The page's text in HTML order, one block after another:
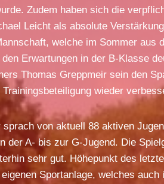
Zudem haben sich die
Leicht als absolute
welche im Sommer aus
Erwartungen in der B-Klasse
Thomas Greppmeir sein den
wieder
von aktuell 88 aktiven
der A- bis zur G-Jugend. Die
sehr gut. Höhepunkt des
Sportanlage, welches auch